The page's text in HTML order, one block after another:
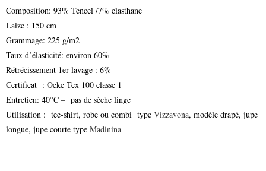
Composition: 93% Tencel /7% elasthane
Laize : 150 cm
Grammage: 225 g/m2
Taux d’élasticité: environ 60%
Rétrécissement 1er lavage : 6%
Certificat : Oeke Tex 100 classe 1
Entretien: 40°C – pas de sèche linge
Utilisation : tee-shirt, robe ou combi type Vizzavona, modèle drapé, jupe
longue, jupe courte type Madinina